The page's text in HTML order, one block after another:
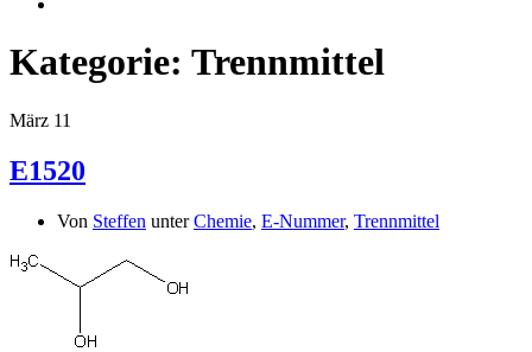
Kategorie: Trennmittel
März 11
E1520
Von Steffen unterChemie, E-Nummer, Trennmittel